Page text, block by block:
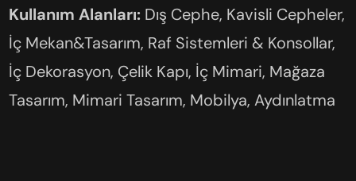
Kullanım Alanları: Dış Cephe, Kavisli Cepheler,
İç Mekan&Tasarım, Raf Sistemleri & Konsollar,
İç Dekorasyon, Çelik Kapı, İç Mimari, Mağaza
Tasarım, Mimari Tasarım, Mobilya, Aydınlatma